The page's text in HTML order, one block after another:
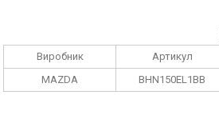
Виробник Артикул
MAZDA
BHN150EL1BB